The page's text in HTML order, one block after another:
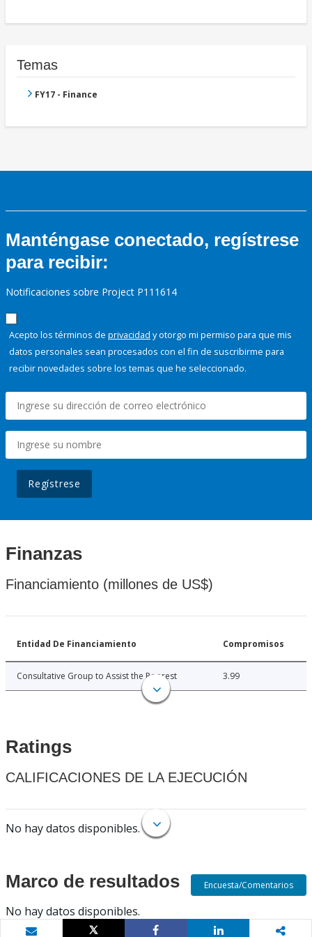
Temas
FY17 - Finance
Manténgase conectado, regístrese
para recibir:
Notificaciones sobre Project P111614
Acepto los términos de privacidad y otorgo mi permiso para que mis
datos personales sean procesados con el fin de suscribirme para
recibir novedades sobre los temas que he seleccionado.
Regístrese
Finanzas
Financiamiento (millones de US$)
Entidad De Financiamiento Compromisos
Consultative Group to Assist the Poorest 3.99
Ratings
CALIFICACIONES DE LA EJECUCIÓN
No hay datos disponibles.
Marco de resultados
No hay datos disponibles.
Encuesta/Comentarios